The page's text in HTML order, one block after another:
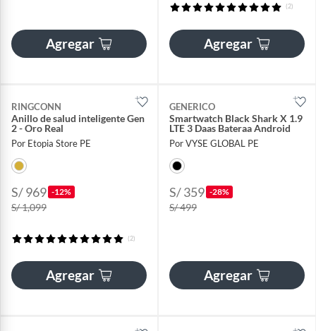
Agregar
(2)
Agregar
RINGCONN
Anillo de salud inteligente Gen
2 - Oro Real
Por Etopia Store PE
S/ 969 -12%
S/ 1,099
(2)
Agregar
GENERICO
Smartwatch Black Shark X 1.9
LTE 3 Daas Bateraa Android
Por VYSE GLOBAL PE
S/ 359 -28%
S/ 499
Agregar